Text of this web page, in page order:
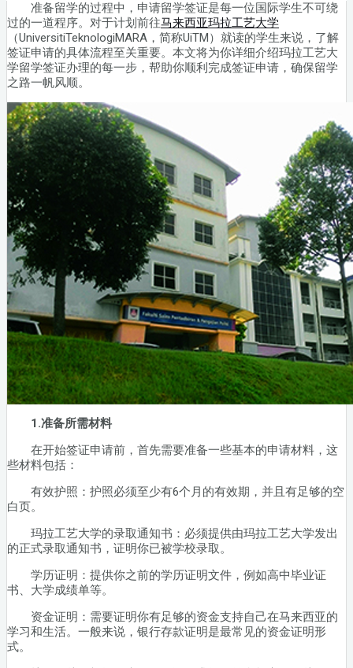
准备留学的过程中，申请留学签证是每一位国际学生不可绕
过的一道程序。对于计划前往马来西亚玛拉工艺大学
（UniversitiTeknologiMARA，简称UiTM）就读的学生来说，了解
签证申请的具体流程至关重要。本文将为你详细介绍玛拉工艺大
学留学签证办理的每一步，帮助你顺利完成签证申请，确保留学
之路一帆风顺。
1.准备所需材料
在开始签证申请前，首先需要准备一些基本的申请材料，这
些材料包括：
有效护照：护照必须至少有6个月的有效期，并且有足够的空
白页。
玛拉工艺大学的录取通知书：必须提供由玛拉工艺大学发出
的正式录取通知书，证明你已被学校录取。
学历证明：提供你之前的学历证明文件，例如高中毕业证
书、大学成绩单等。
资金证明：需要证明你有足够的资金支持自己在马来西亚的
学习和生活。一般来说，银行存款证明是最常见的资金证明形
式。